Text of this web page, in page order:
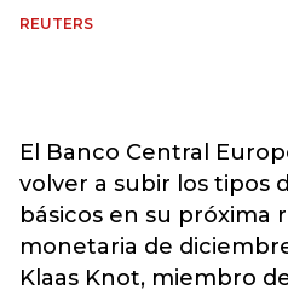
REUTERS
El Banco Central
volver a subir los tipos
básicos en su próxima
monetaria de
Klaas Knot, miembro